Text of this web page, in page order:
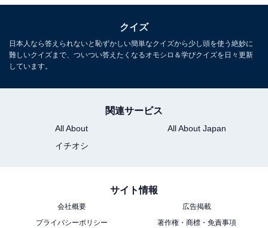
・
初見で分かったらすごい！ 「大海」はなんて読むでしょ
クイズ
日本人なら答えられないと恥ずかしい簡単なクイズから少し頭を使う絶妙に
難しいクイズまで、ついつい答えたくなるオモシロ＆学びクイズを日々更新
しています。
関連サービス
All About
All About Japan
イチオシ
サイト情報
会社概要
広告掲載
プライバシーポリシー
著作権・商標・免責事項